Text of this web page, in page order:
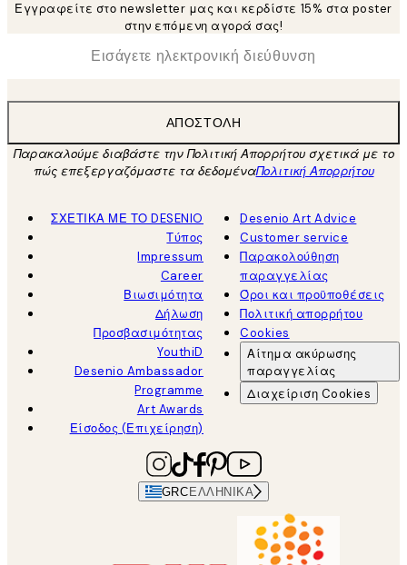
Εγγραφείτε στο newsletter μας και κερδίστε 15% στα poster
στην επόμενη αγορά σας!
Ηλεκτρονική Διεύθυνση
ΑΠΟΣΤΟΛΉ
Παρακαλούμε διαβάστε την Πολιτική Απορρήτου σχετικά με το
πώς επεξεργαζόμαστε τα δεδομέναΠολιτική Απορρήτου
ΣΧΕΤΙΚΑ ΜΕ ΤΟ DESENIO
Τύπος
Impressum
Career
Βιωσιμότητα
Δήλωση
Προσβασιμότητας
YouthiD
Desenio Ambassador
Programme
Art Awards
Είσοδος (Επιχείρηση)
Desenio Art Advice
Customer service
Παρακολούθηση
παραγγελίας
Όροι και προϋποθέσεις
Πολιτική απορρήτου
Cookies
Αίτημα ακύρωσης
παραγγελίας
Διαχείριση Cookies
GRC ΕΛΛΗΝΙΚΆ